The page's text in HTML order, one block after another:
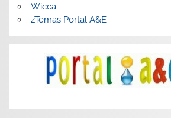
Wicca
zTemas Portal A&E